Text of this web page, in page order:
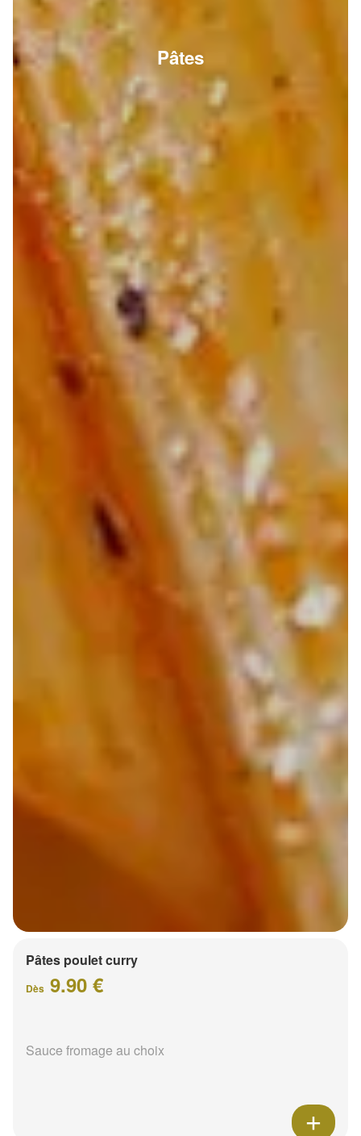
Pâtes
Pâtes poulet curry
Dès 9.90 €
Sauce fromage au choix